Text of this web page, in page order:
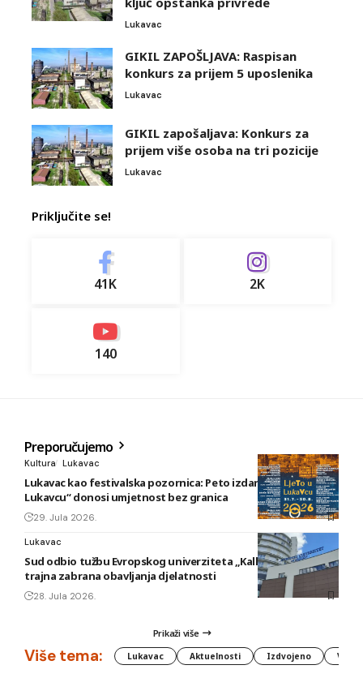
Lukavac
GIKIL ZAPOŠLJAVA: Raspisan
konkurs za prijem 5 uposlenika
Lukavac
GIKIL zapošaljava: Konkurs za
prijem više osoba na tri pozicije
Lukavac
Priključite se!
41K 2K
140
Preporučujemo
Kultura Lukavac
Lukavac kao festivalska pozornica: Peto izdanje „Ljeta u
Lukavcu“ donosi umjetnost bez granica
29. Jula 2026.
Lukavac
Sud odbio tužbu Evropskog univerziteta „Kallos“: Ostaje
trajna zabrana obavljanja djelatnosti
28. Jula 2026.
Prikaži više
Više tema: Lukavac Aktuelnosti Izdvojeno